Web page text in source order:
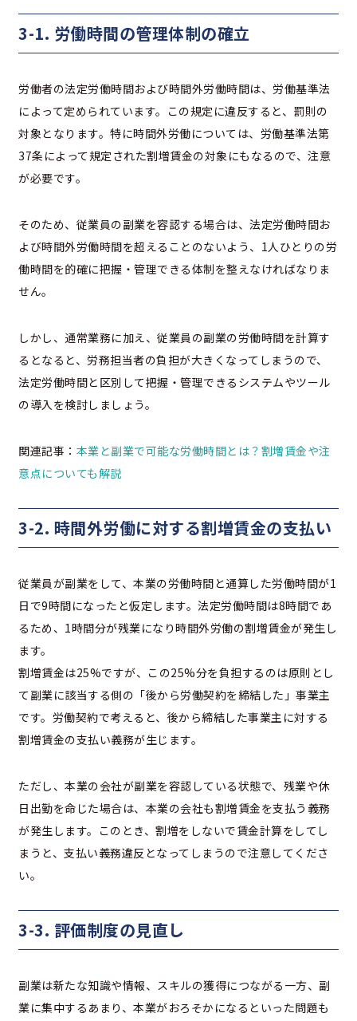
3-1. 労働時間の管理体制の確立
労働者の法定労働時間および時間外労働時間は、労働基準法
によって定められています。この規定に違反すると、罰則の
対象となります。特に時間外労働については、労働基準法第
37条によって規定された割増賃金の対象にもなるので、注意
が必要です。
そのため、従業員の副業を容認する場合は、法定労働時間お
よび時間外労働時間を超えることのないよう、1人ひとりの労
働時間を的確に把握・管理できる体制を整えなければなりま
せん。
しかし、通常業務に加え、従業員の副業の労働時間を計算す
るとなると、労務担当者の負担が大きくなってしまうので、
法定労働時間と区別して把握・管理できるシステムやツール
の導入を検討しましょう。
関連記事： 本業と副業で可能な労働時間とは？割増賃金や注
意点についても解説
3-2. 時間外労働に対する割増賃金の支払い
従業員が副業をして、本業の労働時間と通算した労働時間が1
日で9時間になったと仮定します。法定労働時間は8時間であ
るため、1時間分が残業になり時間外労働の割増賃金が発生し
ます。
割増賃金は25%ですが、この25%分を負担するのは原則とし
て副業に該当する側の「後から労働契約を締結した」事業主
です。労働契約で考えると、後から締結した事業主に対する
割増賃金の支払い義務が生じます。
ただし、本業の会社が副業を容認している状態で、残業や休
日出勤を命じた場合は、本業の会社も割増賃金を支払う義務
が発生します。このとき、割増をしないで賃金計算をしてし
まうと、支払い義務違反となってしまうので注意してくださ
い。
3-3. 評価制度の見直し
副業は新たな知識や情報、スキルの獲得につながる一方、副
業に集中するあまり、本業がおろそかになるといった問題も